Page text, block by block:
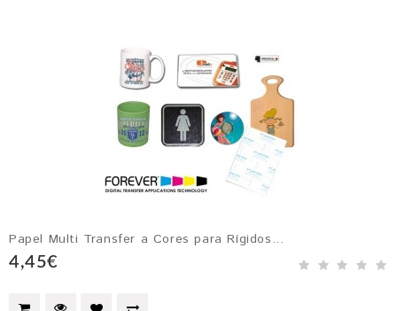
Papel Multi Transfer a Cores para Rígidos...
4,45€